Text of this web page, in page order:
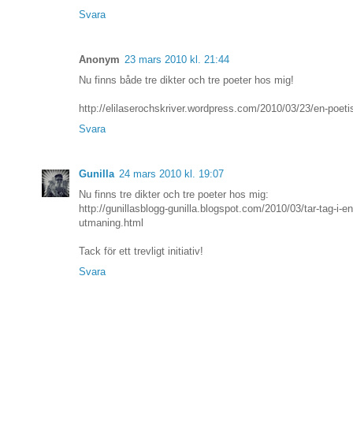
Svara
Anonym 23 mars 2010 kl. 21:44
Nu finns både tre dikter och tre poeter hos mig!
http://elilaserochskriver.wordpress.com/2010/03/23/en-
Svara
Gunilla 24 mars 2010 kl. 19:07
Nu finns tre dikter och tre poeter hos mig:
http://gunillasblogg-gunilla.blogspot.com/2010/03/tar-tag-i-
utmaning.html
Tack för ett trevligt initiativ!
Svara